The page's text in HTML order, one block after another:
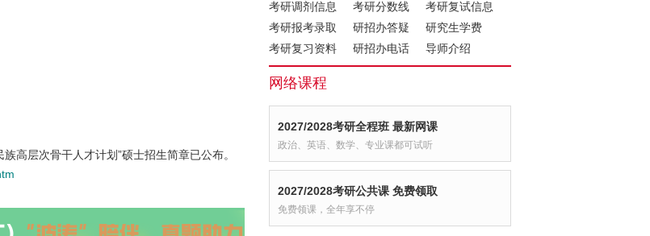
高层次骨干人才计划”硕士招生简章已公布。
考研调剂信息
考研分数线
考研复试信息
考研报考录取
研招办答疑
研究生学费
考研复习资料
研招办电话 导师介绍
网络课程
2027/2028考研全程班 最新网课
政治、英语、数学、专业课都可试听
2027/2028考研公共课 免费领取
免费领课，全年享不停